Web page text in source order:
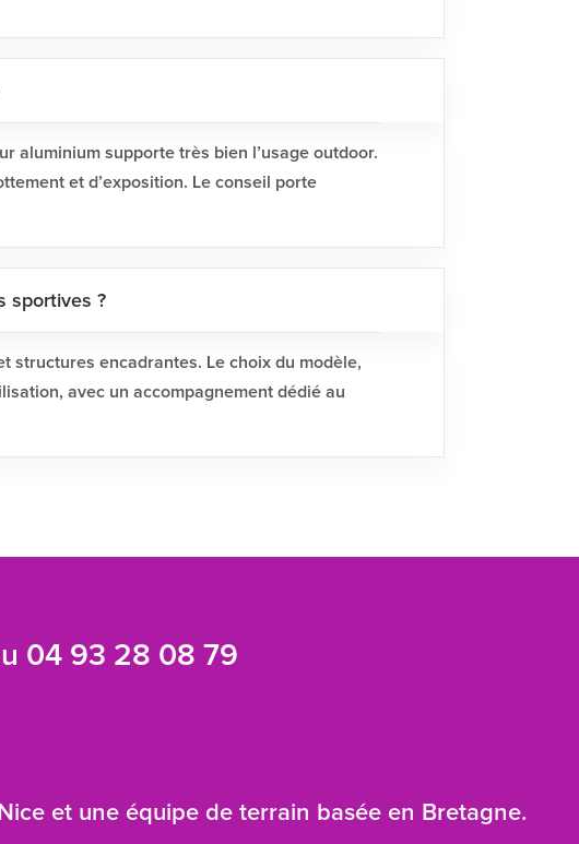
aluminium supporte très bien l’usage outdoor.
et d’exposition. Le conseil porte
sportives ?
structures encadrantes. Le choix du modèle,
avec un accompagnement dédié au
04 93 28 08 79
et une équipe de terrain basée en Bretagne.